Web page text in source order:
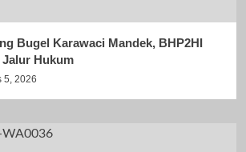
Bugel Karawaci Mandek, BHP2HI
Hukum
5, 2026